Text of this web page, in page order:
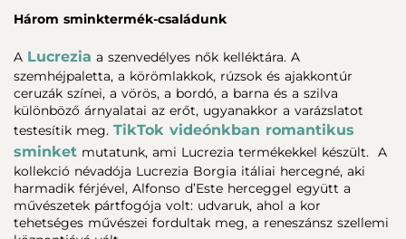
Három sminktermék-családunk
A Lucrezia a szenvedélyes nők kelléktára. A
szemhéjpaletta, a körömlakkok, rúzsok és ajakkontúr
ceruzák színei, a vörös, a bordó, a barna és a szilva
különböző árnyalatai az erőt, ugyanakkor a varázslatot
testesítik meg. TikTok videónkban romantikus
sminket mutatunk, ami Lucrezia termékekkel készült. A
kollekció névadója Lucrezia Borgia itáliai hercegné, aki
harmadik férjével, Alfonso d’Este herceggel együtt a
művészetek pártfogója volt: udvaruk, ahol a kor
tehetséges művészei fordultak meg, a reneszánsz szellemi